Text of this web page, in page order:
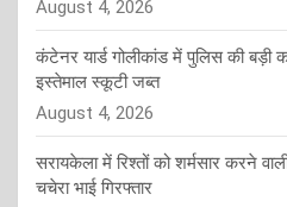
August 4, 2026
कंटेनर यार्ड गोलीकांड में पुलिस की बड़ी
इस्तेमाल स्कूटी जब्त
August 4, 2026
सरायकेला में रिश्तों को शर्मसार करने
चचेरा भाई गिरफ्तार